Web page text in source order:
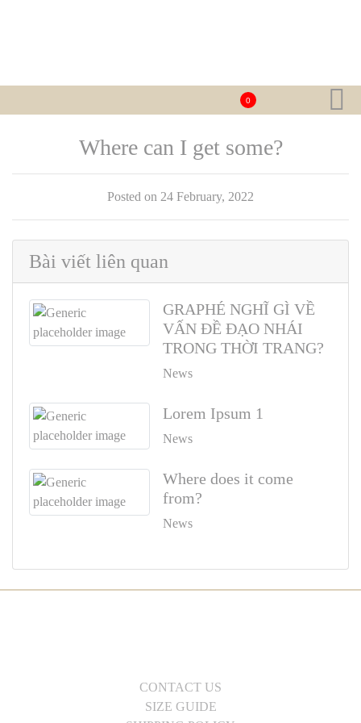
0
Where can I get some?
Posted on 24 February, 2022
Bài viết liên quan
GRAPHÉ NGHĨ GÌ VỀ
VẤN ĐỀ ĐẠO NHÁI
TRONG THỜI TRANG?
News
Lorem Ipsum 1
News
Where does it come
from?
News
CONTACT US
SIZE GUIDE